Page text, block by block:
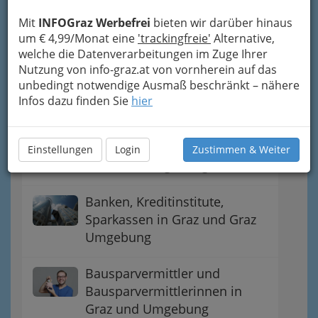
Mit INFOGraz Werbefrei bieten wir darüber hinaus
um € 4,99/Monat eine 'trackingfreie' Alternative,
welche die Datenverarbeitungen im Zuge Ihrer
Nutzung von info-graz.at von vornherein auf das
unbedingt notwendige Ausmaß beschränkt – nähere
Infos dazu finden Sie hier
Einstellungen Login Zustimmen & Weiter
Navigation
Adressen von
Immobilienbüros / Makler
bzw. Maklerin
Immobilienverwaltungen in
Graz und Umgebung
Banken, Kreditinstitute,
Sparkassen in Graz und Graz
Umgebung
Bausparvermittler und
Bausparvermittlerinnen in
Graz und Umgebung